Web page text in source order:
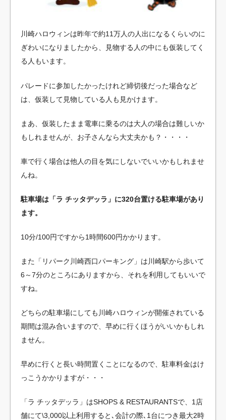
川崎ハロウィンは昨年で約11万人の人出になるくらいのに
ぎわいになりましたから、見物する人の中にも仮装してく
る人もいます。
パレードに参加したかったけれど締切後だった場合など
は、仮装して見物している人も見かけます。
まあ、仮装したまま電車に乗るのは大人の場合は難しいか
もしれませんが、お子さんなら大丈夫かも？・・・・
車で行く場合は他人の目を気にしないでいいかもしれませ
んね。
駐車場は「ラ チッタデッラ」に320台置ける駐車場があり
ます。
10分/100円ですから1時間600円かかります。
また「リパーク川崎西口パーキング」は川崎駅から歩いて
6～7分のところにありますから、それを利用してもいいで
すね。
どちらの駐車場にしても川崎ハロウィンが開催されている
期間は混み合いますので、早めに行くほうがいいかもしれ
ません。
早めに行くと長い時間置くことになるので、駐車料金はけ
っこうかかりますが・・・
「ラ チッタデッラ」はSHOPS & RESTAURANTSで、1店
舗にて\3,000以上利用すると､会計の際､1台につき最大2時